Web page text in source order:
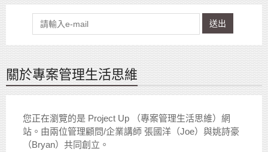
送出
關於專案管理生活思維
您正在瀏覽的是 Project Up （專案管理生活思維）網
站。由兩位管理顧問/企業講師 張國洋（Joe）與姚詩豪
（Bryan）共同創立。